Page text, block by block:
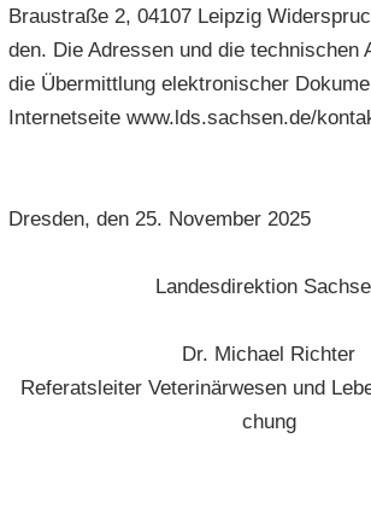
Brau­stra­ße 2, 04107 Leip­zig
den. Die Adres­sen und die tech­ni­schen
die Über­mitt­lung elek­tro­ni­scher
In­ter­net­sei­te www.lds.sach­sen.de/
Dres­den, den 25. No­vem­ber 2025
Lan­des­di­rek­ti­on
Dr. Mi­cha­el Rich­ter
Re­fe­rats­lei­ter Ve­te­ri­när­we­sen und
chung